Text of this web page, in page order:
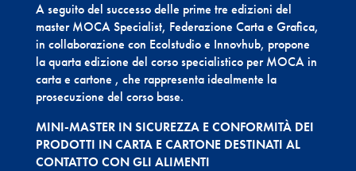
A seguito del successo delle prime tre edizioni del
master MOCA Specialist, Federazione Carta e Grafica,
in collaborazione con Ecolstudio e Innovhub, propone
la quarta edizione del corso specialistico per MOCA in
carta e cartone , che rappresenta idealmente la
prosecuzione del corso base.
MINI-MASTER IN SICUREZZA E CONFORMITÀ DEI
PRODOTTI IN CARTA E CARTONE DESTINATI AL
CONTATTO CON GLI ALIMENTI